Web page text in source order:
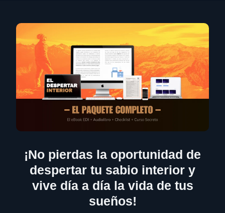
¡No pierdas la oportunidad de
despertar tu sabio interior y
vive día a día la vida de tus
sueños!